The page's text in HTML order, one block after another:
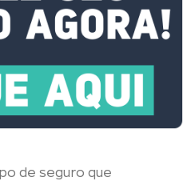
de seguro que